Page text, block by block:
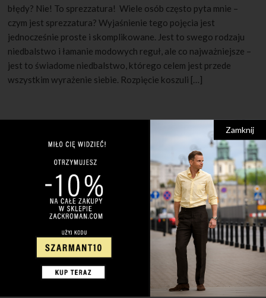
błędy? Nie! To sprezzatura! Wiele osób często pyta mnie –
czym jest sprezzatura? Wyjaśnienie tego pojęcia jest
jednocześnie proste i skomplikowane. Jest to swego rodzaju
niedbalstwo i łamanie modowych reguł, ale co najważniejsze –
jest to świadome niedbalstwo, którego celem jest przede
wszystkim wyrażenie siebie. Rozpięcie koszuli […]
1 KOMENTARZ
Jak pielęgnować męskie buty?
Zamknij